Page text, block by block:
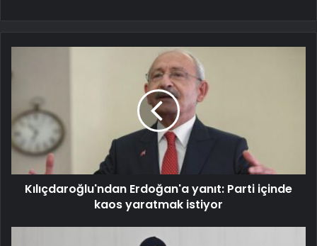
Kılıçdaroğlu'ndan Erdoğan'a yanıt: Parti içinde
kaos yaratmak istiyor